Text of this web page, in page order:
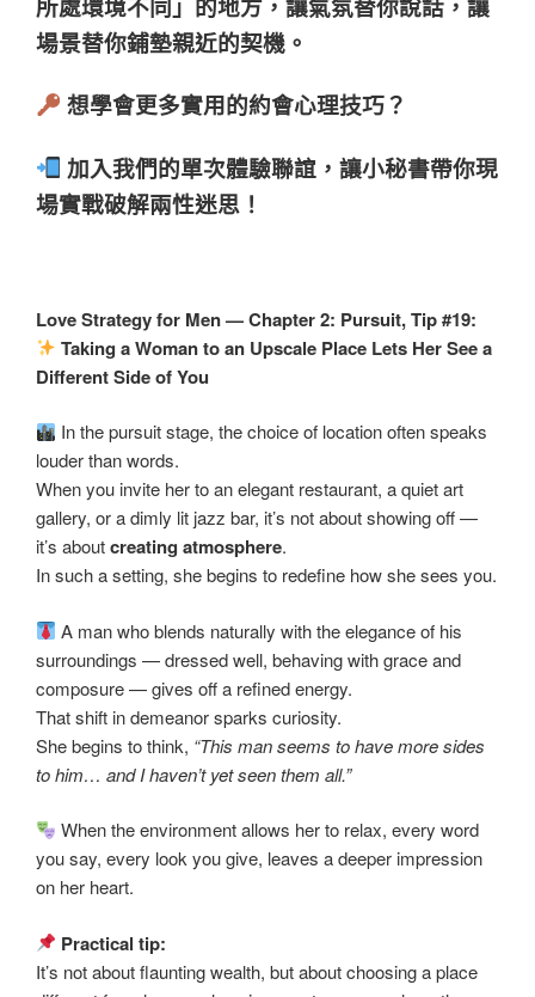
場景替你鋪墊親近的契機。
想學會更多實用的約會心理技巧？
加入我們的單次體驗聯誼，讓小秘書帶你現
場實戰破解兩性迷思！
Love Strategy for Men — Chapter 2: Pursuit, Tip #19:
Taking a Woman to an Upscale Place Lets Her See a
Different Side of You
In the pursuit stage, the choice of location often speaks
louder than words.
When you invite her to an elegant restaurant, a quiet art
gallery, or a dimly lit jazz bar, it’s not about showing off —
it’s aboutcreating atmosphere.
In such a setting, she begins to redefine how she sees you.
A man who blends naturally with the elegance of his
surroundings — dressed well, behaving with grace and
composure — gives off a refined energy.
That shift in demeanor sparks curiosity.
She begins to think, “This man seems to have more sides
to him… and I haven’t yet seen them all.”
When the environment allows her to relax, every word
you say, every look you give, leaves a deeper impression
on her heart.
Practical tip:
It’s not about flaunting wealth, but about choosing a place